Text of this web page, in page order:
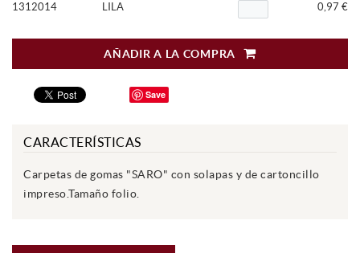
1312014
LILA 0,97 €
AÑADIR A LA COMPRA
Save
CARACTERÍSTICAS
Carpetas de gomas "SARO" con solapas y de cartoncillo
impreso.Tamaño folio.